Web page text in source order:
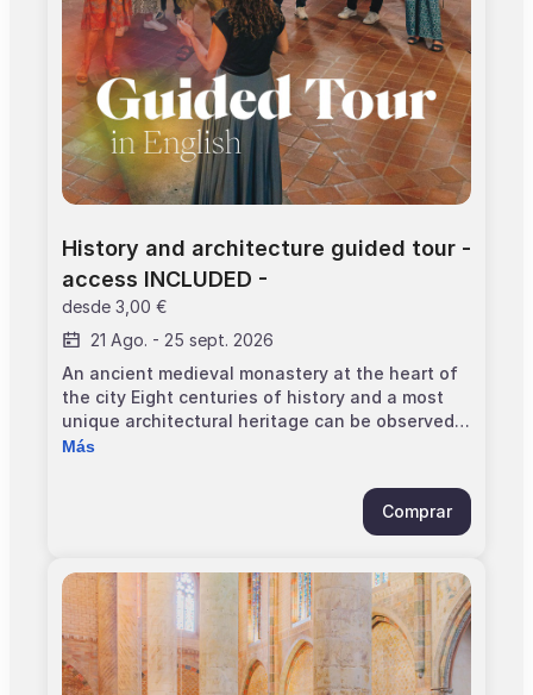
al monumento
History and architecture guided tour -
access INCLUDED -
desde 3,00 €
21 Ago. - 25 sept. 2026
An ancient medieval monastery at the heart of
the city Eight centuries of history and a most
unique architectural heritage can be observed
at the Couvent des Jacobins in Toulouse. From
transformations, which will be detailed during
the tour.Built in 1229, the monastery is an
design. More details. Discover the monastery
and its areas : the church, the cloister, the
chapterhouse, Saint Anthoninus chapel.
Practical: > Tours start on time, any delay will
be at the visitor's responsibility > Allée Maurice
Más
Comprar